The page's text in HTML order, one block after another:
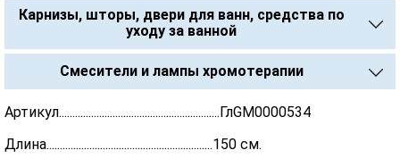
Карнизы, шторы, двери для ванн, средства по
уходу за ванной
Смесители и лампы хромотерапии
Артикул............................................................ГлGM0000534
Длина..............................................................150 см.